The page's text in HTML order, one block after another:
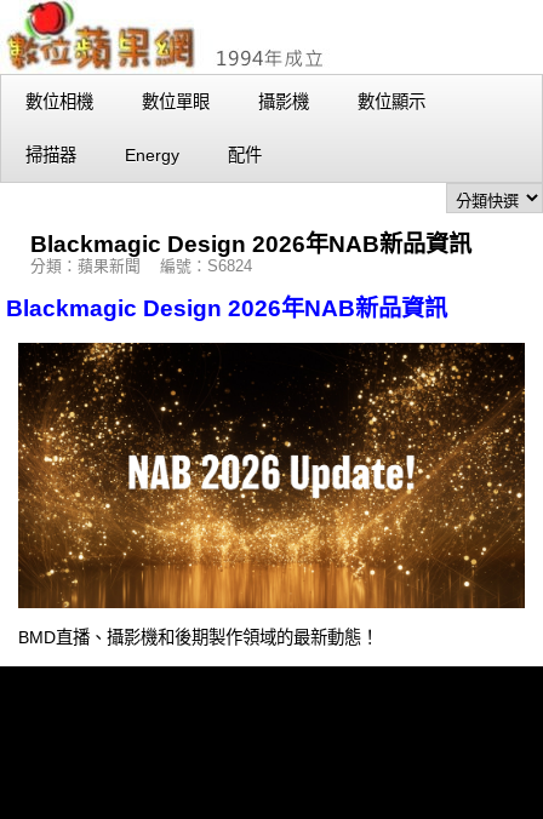
數位相機 數位單眼 攝影機 數位顯示
掃描器 Energy 配件
Blackmagic Design 2026年NAB新品資訊
分類：蘋果新聞 編號：S6824
Blackmagic Design 2026年NAB新品資訊
BMD直播、攝影機和後期製作領域的最新動態！